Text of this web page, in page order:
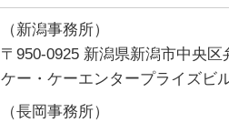
（新潟事務所）
〒950-0925 新潟県新潟市中央
ケー・ケーエンタープライズビ
（長岡事務所）